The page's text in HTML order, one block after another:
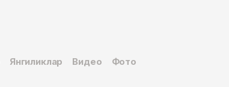
Янгиликлар Видео Фото